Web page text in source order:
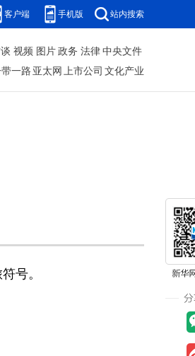
客户端 手机版 站内搜索
视频 图片 政务 法律 中央文件
一路 亚太网 上市公司 文化产业
号。